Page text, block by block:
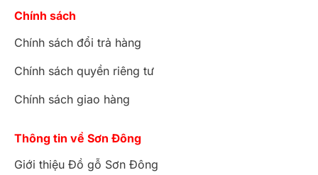
Chính sách
Chính sách đổi trả hàng
Chính sách quyền riêng tư
Chính sách giao hàng
Thông tin về Sơn Đông
Giới thiệu Đồ gỗ Sơn Đông